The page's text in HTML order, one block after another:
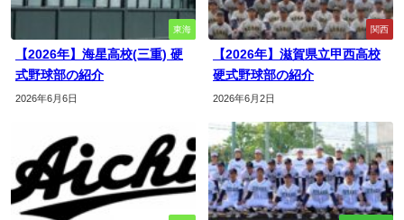
東海
【2026年】海星高校(三重) 硬
式野球部の紹介
2026年6月6日
関西
【2026年】滋賀県立甲西高校
硬式野球部の紹介
2026年6月2日